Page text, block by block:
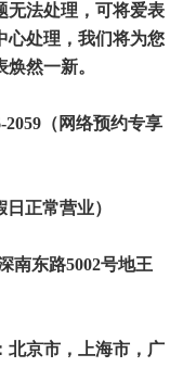
无法处理，可将爱表
心处理，我们将为您
然一新。
（网络预约专享
正常营业）
东路5002号地王
京市，上海市，广